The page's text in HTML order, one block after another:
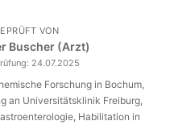
VON
Buscher (Arzt)
24.07.2025
Forschung in Bochum,
an Universitätsklinik Freiburg,
Habilitation in